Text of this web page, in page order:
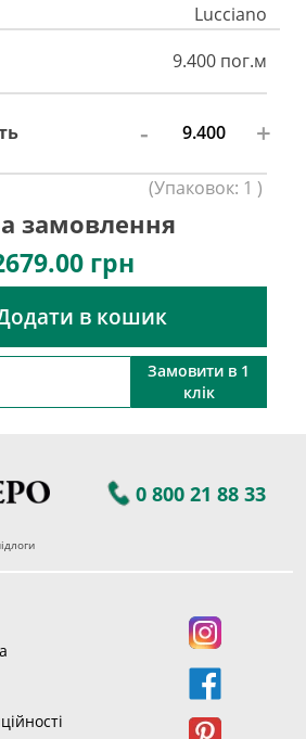
Lucciano
9.400 пог.м
- +
(Упаковок: 1 )
замовлення
грн
в кошик
Замовити в 1
клік
0 800 21 88 33